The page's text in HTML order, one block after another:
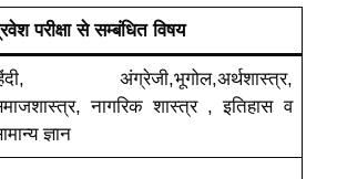
परीक्षा से सम्बंधित विषय
अंग्रेजी,भूगोल,अर्थशास्त्र,
नागरिक शास्त्र , इतिहास व
ज्ञान